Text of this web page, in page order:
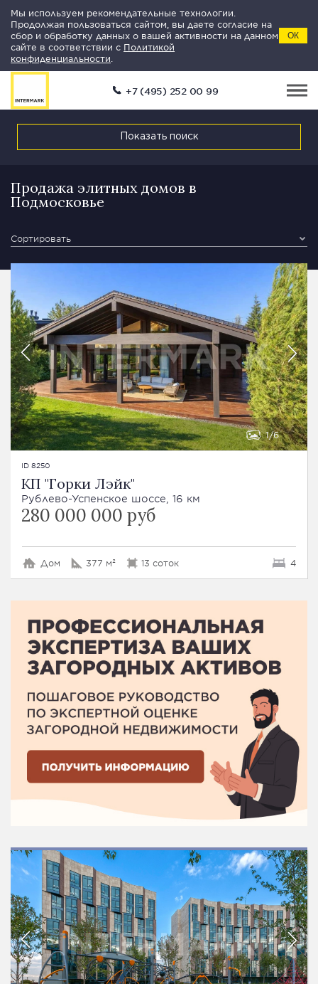
Мы используем рекомендательные технологии.
Продолжая пользоваться сайтом, вы даете согласие на
сбор и обработку данных о вашей активности на данном
сайте в соответствии с Политикой
конфиденциальности
ОК
+7 (495) 252 00 99
Показать поиск
Продажа элитных домов в
Подмосковье
Сортировать
1 6
ID 8250
КП "Горки Лэйк"
Рублево-Успенское шоссе, 16 км
280 000 000 руб
Дом 377 м² 13 соток 4